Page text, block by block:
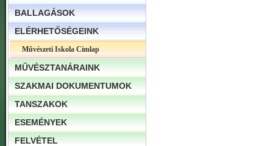
BALLAGÁSOK
ELÉRHETŐSÉGEINK
Művészeti Iskola Címlap
MŰVÉSZTANÁRAINK
SZAKMAI DOKUMENTUMOK
TANSZAKOK
ESEMÉNYEK
FELVÉTEL